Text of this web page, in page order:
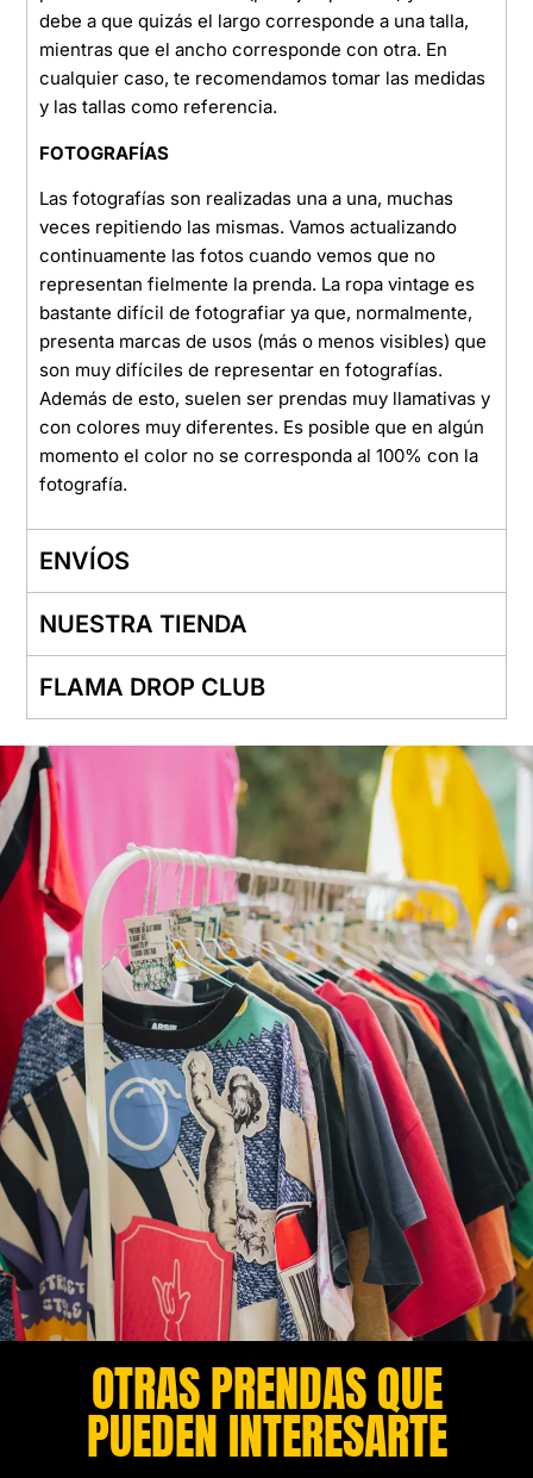
debe a que quizás el largo corresponde a una talla,
mientras que el ancho corresponde con otra. En
cualquier caso, te recomendamos tomar las medidas
y las tallas como referencia.
FOTOGRAFÍAS
Las fotografías son realizadas una a una, muchas
veces repitiendo las mismas. Vamos actualizando
continuamente las fotos cuando vemos que no
representan fielmente la prenda. La ropa vintage es
bastante difícil de fotografiar ya que, normalmente,
presenta marcas de usos (más o menos visibles) que
son muy difíciles de representar en fotografías.
Además de esto, suelen ser prendas muy llamativas y
con colores muy diferentes. Es posible que en algún
momento el color no se corresponda al 100% con la
fotografía.
ENVÍOS
NUESTRA TIENDA
FLAMA DROP CLUB
OTRAS PRENDAS QUE
PUEDEN INTERESARTE​